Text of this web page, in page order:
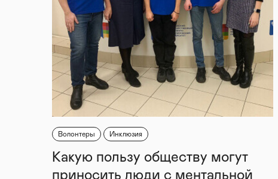
Волонтеры Инклюзия
Какую пользу обществу могут
приносить люди с ментальной